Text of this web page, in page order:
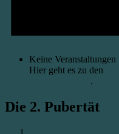
Keine
Hier geht es zu den
.
Die 2. Pubertät